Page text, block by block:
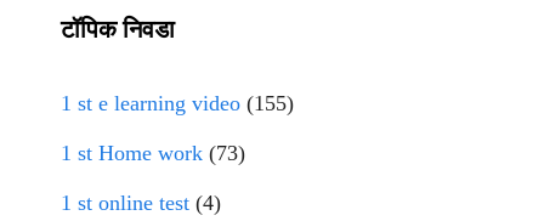
टॉपिक निवडा
1 st e learning video (155)
1 st Home work (73)
1 st online test (4)